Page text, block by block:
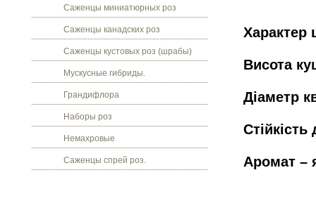
Саженцы миниатюрных роз
Саженцы канадских роз
Саженцы кустовых роз (шрабы)
Мускусные гибриды.
Грандифлора
Наборы роз
Немахровые
Саженцы спрей роз.
Характер
Висота
Діаметр
Аромат –